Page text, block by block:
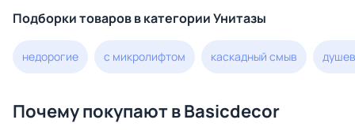
Подборки товаров в категории Унитазы
недорогие с микролифтом каскадный смыв
Почему покупают в Basicdecor